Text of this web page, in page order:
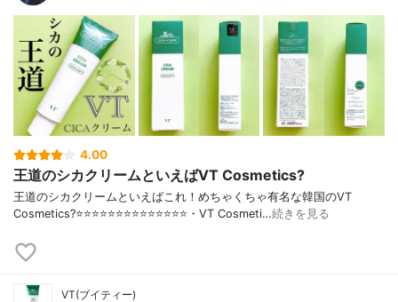
4.00
王道のシカクリームといえばVT Cosmetics?
王道のシカクリームといえばこれ！めちゃくちゃ有名な韓国のVT
Cosmetics?⭐️⭐️⭐️⭐️⭐️⭐️⭐️⭐️⭐️⭐️⭐️⭐️⭐️⭐️・VT Cosmeti…続きを見る
VT(ブイティー)